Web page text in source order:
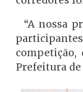
“A nossa
Prefeitura de